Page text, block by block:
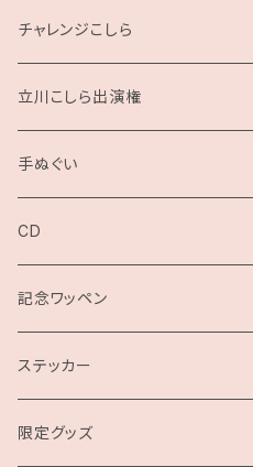
チャレンジこしら
立川こしら出演権
手ぬぐい
CD
記念ワッペン
ステッカー
限定グッズ